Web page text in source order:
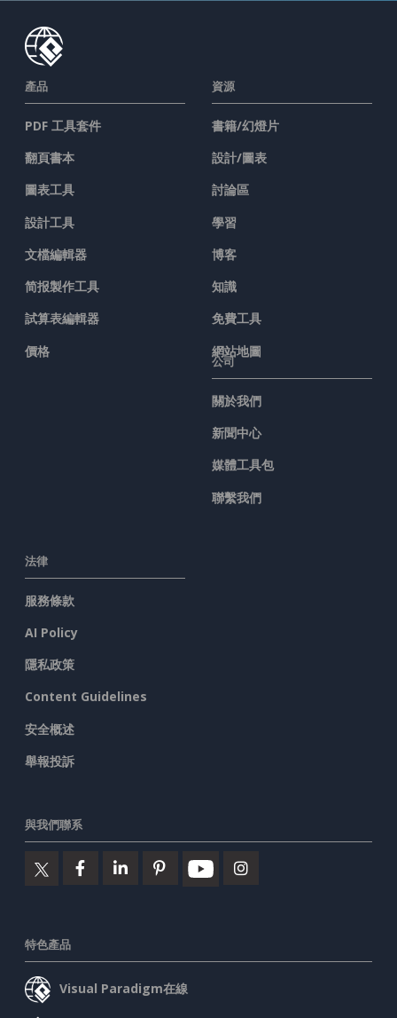
產品
PDF 工具套件
翻頁書本
圖表工具
設計工具
文檔編輯器
简报製作工具
試算表編輯器
價格
資源
書籍/幻燈片
設計/圖表
討論區
學習
博客
知識
免費工具
網站地圖
公司
關於我們
新聞中心
媒體工具包
聯繫我們
法律
服務條款
AI Policy
隱私政策
Content Guidelines
安全概述
舉報投訴
與我們聯系
特色產品
Visual Paradigm在線